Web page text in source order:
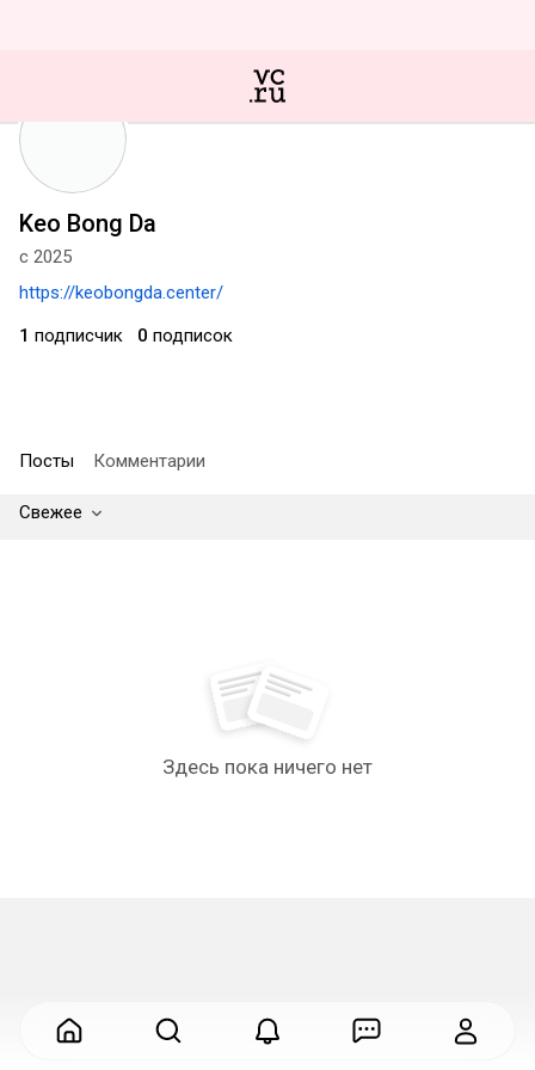
Keo Bong Da
с 2025
https://keobongda.center/
1 подписчик 0 подписок
Посты Комментарии
Свежее
Здесь пока ничего нет